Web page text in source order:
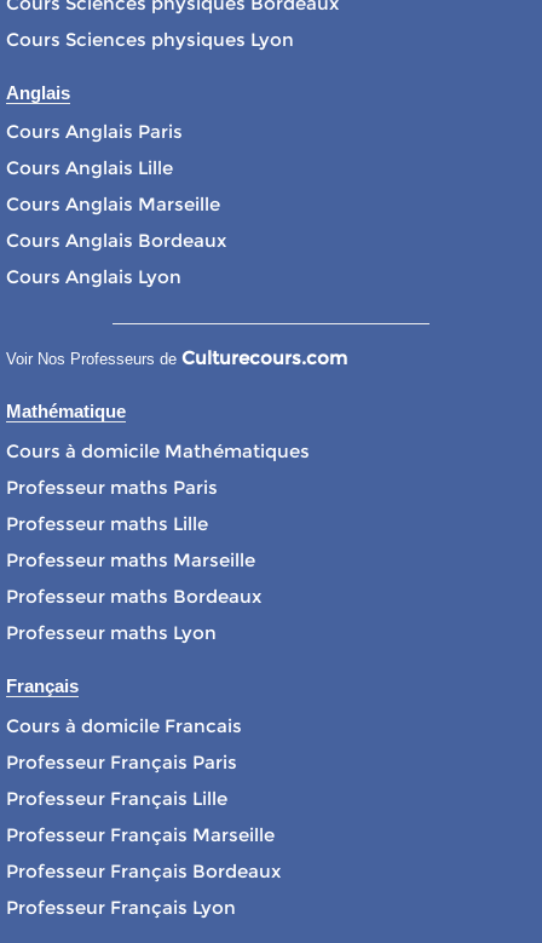
Cours Sciences physiques Lyon
Anglais
Cours Anglais Paris
Cours Anglais Lille
Cours Anglais Marseille
Cours Anglais Bordeaux
Cours Anglais Lyon
Voir Nos Professeurs de Culturecours.com
Mathématique
Cours à domicile Mathématiques
Professeur maths Paris
Professeur maths Lille
Professeur maths Marseille
Professeur maths Bordeaux
Professeur maths Lyon
Français
Cours à domicile Francais
Professeur Français Paris
Professeur Français Lille
Professeur Français Marseille
Professeur Français Bordeaux
Professeur Français Lyon